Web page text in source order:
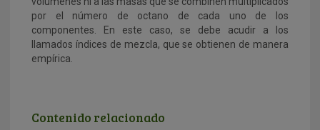
por el número de octano de cada uno de los
componentes. En este caso, se debe acudir a los
llamados índices de mezcla, que se obtienen de manera
empírica.
Contenido relacionado